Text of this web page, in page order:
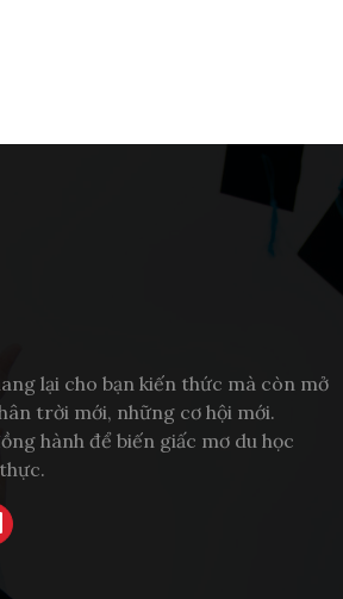
lại cho bạn kiến thức mà còn mở
trời mới, những cơ hội mới.
hành để biến giấc mơ du học